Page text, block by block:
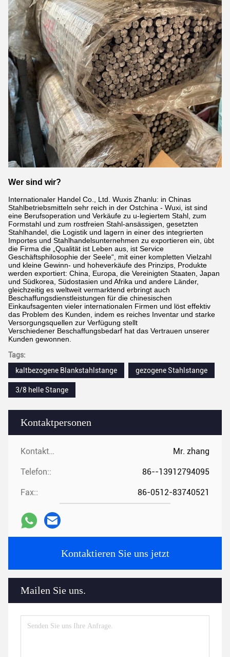
Kontaktpersonen
Kontaktpersonen: Mr. zhang
Telefon:: 86--13912794095
Fax:: 86-0512-83740521
Kontaktieren Sie uns jetzt
Mailen Sie uns.
Wer sind wir?
Internationaler Handel Co., Ltd. Wuxis Zhanlu: in Chinas
Stahlbetriebsmitteln sehr reich in der Ostchina - Wuxi, ist sind
eine Berufsoperation und Verkäufe zu u-legiertem Stahl, zum
Formstahl und zum rostfreien Stahl-ansässigen, gesetzten
Stahlhandel, die Logistik und lagern in einer des integrierten
Importes und Stahlhandelsunternehmen zu exportieren ein, übt
die Firma die „Qualität ist Leben aus, ist Service
Geschäftsphilosophie der Seele“, mit einer kompletten Vielzahl
und kleine Gewinn- und hoheverkäufe des Prinzips, Produkte
werden exportiert: China, Europa, die Vereinigten Staaten, Japan
und Südkorea, Südostasien und Afrika und andere Länder,
gleichzeitig es weltweit vermarktend erbringt auch
Beschaffungsdienstleistungen für die chinesischen
Einkaufsagenten vieler internationalen Firmen und löst effektiv
das Problem des Kunden, indem es reiches Inventar und starke
Versorgungsquellen zur Verfügung stellt
Verschiedener Beschaffungsbedarf hat das Vertrauen unserer
Kunden gewonnen.
Tags:
kaltbezogene Blankstahlstange
gezogene Stahlstange
3/8 helle Stange